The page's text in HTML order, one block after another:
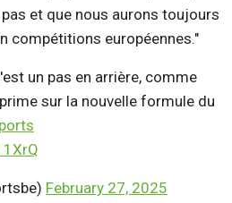
et que nous aurons toujours
compétitions européennes."
un pas en arrière, comme
sur la nouvelle formule du
February 27, 2025